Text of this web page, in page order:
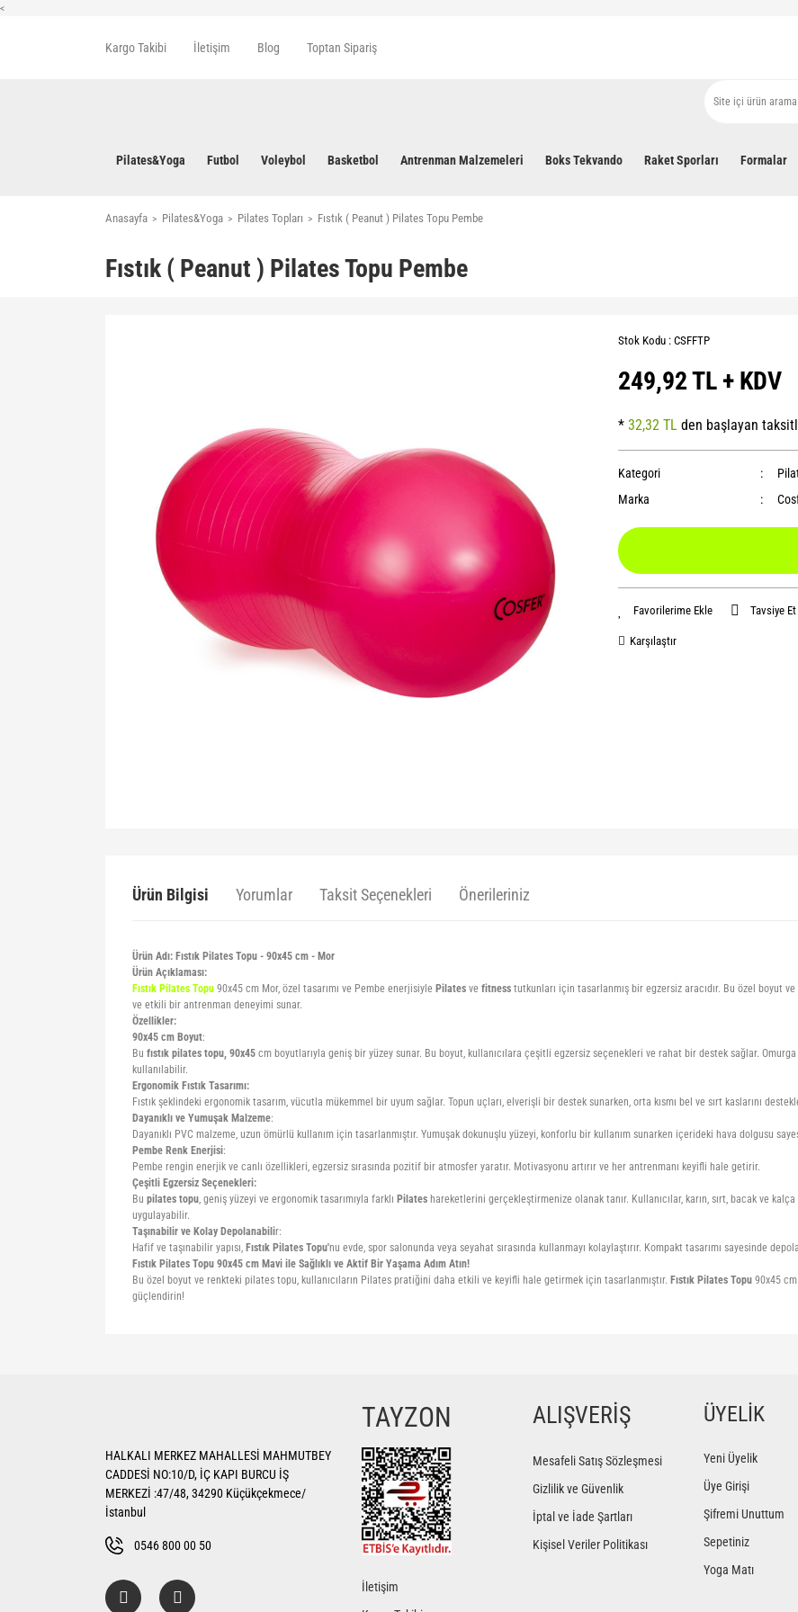
<
Kargo Takibi İletişim Blog Toptan Sipariş
Pilates&Yoga Futbol Voleybol Basketbol Antrenman Malzemeleri Boks Tekvando Raket Sporları Formalar
Anasayfa Pilates&Yoga Pilates Topları Fıstık ( Peanut ) Pilates Topu Pembe
Fıstık ( Peanut ) Pilates Topu Pembe
Stok Kodu : CSFFTP
249,92 TL + KDV
* 32,32 TL den başlayan
Kategori
Marka
Tavsiye Et
Karşılaştır
Ürün Bilgisi Yorumlar Taksit Seçenekleri Önerileriniz
Ürün Adı: Fıstık Pilates Topu - 90x45 cm - Mor
Ürün Açıklaması:
Fıstık Pilates Topu 90x45 cm Mor, özel tasarımı ve Pembe enerjisiyle Pilates ve fitness tutkunları için tasarlanmış bir egzersiz aracıdır. Bu özel boyut
ve etkili bir antrenman deneyimi sunar.
Özellikler:
90x45 cm Boyut:
Bu fıstık pilates topu, 90x45 cm boyutlarıyla geniş bir yüzey sunar. Bu boyut, kullanıcılara çeşitli egzersiz seçenekleri ve rahat bir destek sağlar.
kullanılabilir.
Ergonomik Fıstık Tasarımı:
Fıstık şeklindeki ergonomik tasarım, vücutla mükemmel bir uyum sağlar. Topun uçları, elverişli bir destek sunarken, orta kısmı bel ve sırt kaslarını
Dayanıklı ve Yumuşak Malzeme:
Dayanıklı PVC malzeme, uzun ömürlü kullanım için tasarlanmıştır. Yumuşak dokunuşlu yüzeyi, konforlu bir kullanım sunarken içerideki hava dolgusu
Pembe Renk Enerjisi:
Pembe rengin enerjik ve canlı özellikleri, egzersiz sırasında pozitif bir atmosfer yaratır. Motivasyonu artırır ve her antrenmanı keyifli hale getirir.
Çeşitli Egzersiz Seçenekleri:
Bu pilates topu, geniş yüzeyi ve ergonomik tasarımıyla farklı Pilates hareketlerini gerçekleştirmenize olanak tanır. Kullanıcılar, karın, sırt, bacak ve
uygulayabilir.
Taşınabilir ve Kolay Depolanabilir:
Hafif ve taşınabilir yapısı, Fıstık Pilates Topu'nu evde, spor salonunda veya seyahat sırasında kullanmayı kolaylaştırır. Kompakt tasarımı sayesinde
Fıstık Pilates Topu 90x45 cm Mavi ile Sağlıklı ve Aktif Bir Yaşama Adım Atın!
Bu özel boyut ve renkteki pilates topu, kullanıcıların Pilates pratiğini daha etkili ve keyifli hale getirmek için tasarlanmıştır. Fıstık Pilates Topu 90x45
güçlendirin!
Yorum Yaz
Ürün resmi kalitesiz, bozuk veya görüntülenemiyor.
Ürün bilgilerinde hatalar bulunuyor.
Ürün fiyatı diğer sitelerden daha pahalı.
HALKALI MERKEZ MAHALLESİ MAHMUTBEY
CADDESİ NO:10/D, İÇ KAPI BURCU İŞ
MERKEZİ :47/48, 34290 Küçükçekmece/
İstanbul
0546 800 00 50
TAYZON
İletişim
ALIŞVERİŞ
Mesafeli Satış Sözleşmesi
Gizlilik ve Güvenlik
İptal ve İade Şartları
Kişisel Veriler Politikası
ÜYELİK
Yeni Üyelik
Üye Girişi
Şifremi Unuttum
Sepetiniz
Yoga Matı